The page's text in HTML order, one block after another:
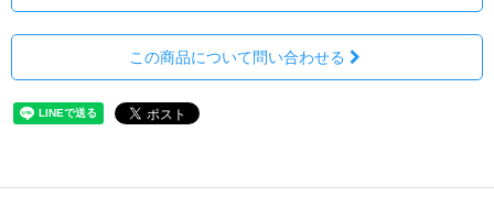
この商品について問い合わせる